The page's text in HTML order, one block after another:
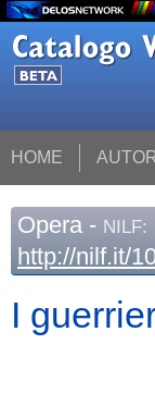
HOME
Opera - NILF:
http://nilf.it/
I